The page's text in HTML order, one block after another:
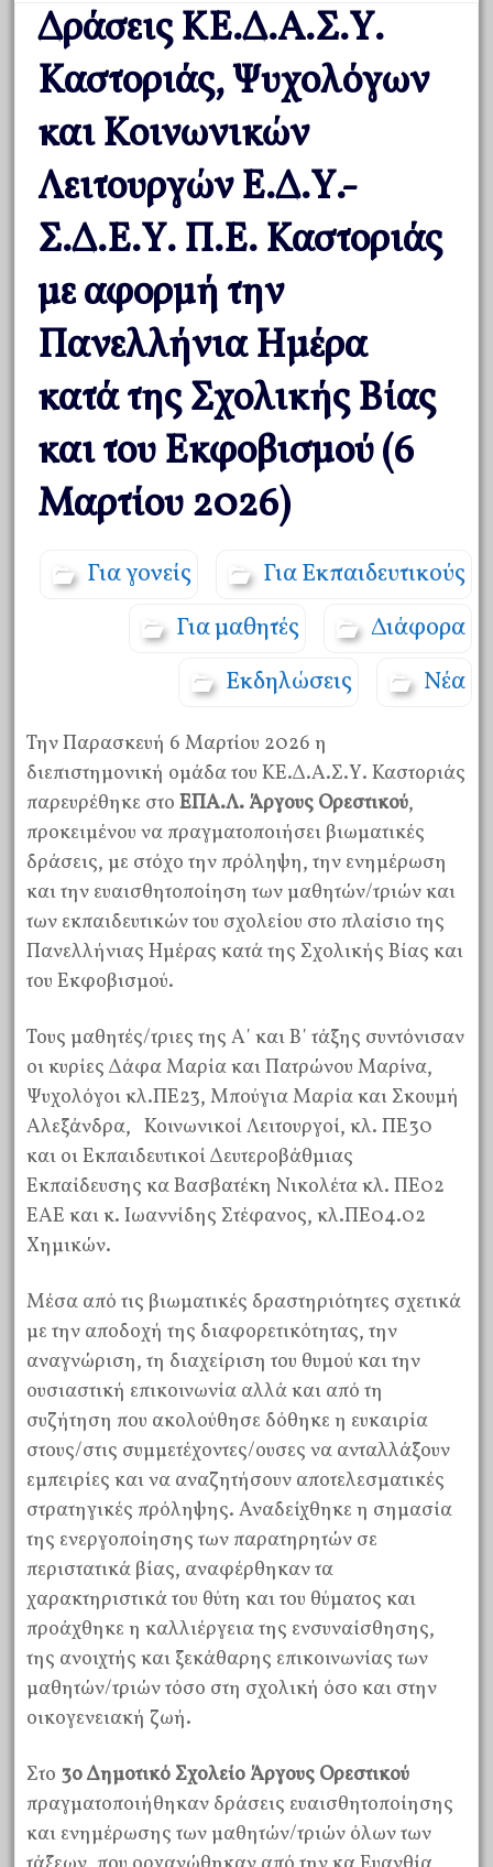
Δράσεις ΚΕ.Δ.Α.Σ.Υ.
Καστοριάς, Ψυχολόγων
και Κοινωνικών
Λειτουργών Ε.Δ.Υ.-
Σ.Δ.Ε.Υ. Π.Ε. Καστοριάς
με αφορμή την
Πανελλήνια Ημέρα
κατά της Σχολικής Βίας
και του Εκφοβισμού (6
Μαρτίου 2026)
Για γονείς
Για Εκπαιδευτικούς
Για μαθητές
Διάφορα
Εκδηλώσεις
Νέα
Την Παρασκευή 6 Μαρτίου 2026 η
διεπιστημονική ομάδα του ΚΕ.Δ.Α.Σ.Υ. Καστοριάς
παρευρέθηκε στοΕΠΑ.Λ. Άργους Ορεστικού,
προκειμένου να πραγματοποιήσει βιωματικές
δράσεις, με στόχο την πρόληψη, την ενημέρωση
και την ευαισθητοποίηση των μαθητών/τριών και
των εκπαιδευτικών του σχολείου στο πλαίσιο της
Πανελλήνιας Ημέρας κατά της Σχολικής Βίας και
του Εκφοβισμού.
Τους μαθητές/τριες της Α΄ και Β΄ τάξης συντόνισαν
οι κυρίες Δάφα Μαρία και Πατρώνου Μαρίνα,
Ψυχολόγοι κλ.ΠΕ23, Μπούγια Μαρία και Σκουμή
Αλεξάνδρα, Κοινωνικοί Λειτουργοί, κλ. ΠΕ30
και οι Εκπαιδευτικοί Δευτεροβάθμιας
Εκπαίδευσης κα Βασβατέκη Νικολέτα κλ. ΠΕ02
ΕΑΕ και κ. Ιωαννίδης Στέφανος, κλ.ΠΕ04.02
Χημικών.
Μέσα από τις βιωματικές δραστηριότητες σχετικά
με την αποδοχή της διαφορετικότητας, την
αναγνώριση, τη διαχείριση του θυμού και την
ουσιαστική επικοινωνία αλλά και από τη
συζήτηση που ακολούθησε δόθηκε η ευκαιρία
στους/στις συμμετέχοντες/ουσες να ανταλλάξουν
εμπειρίες και να αναζητήσουν αποτελεσματικές
στρατηγικές πρόληψης. Αναδείχθηκε η σημασία
της ενεργοποίησης των παρατηρητών σε
περιστατικά βίας, αναφέρθηκαν τα
χαρακτηριστικά του θύτη και του θύματος και
προάχθηκε η καλλιέργεια της ενσυναίσθησης,
της ανοιχτής και ξεκάθαρης επικοινωνίας των
μαθητών/τριών τόσο στη σχολική όσο και στην
οικογενειακή ζωή.
Στο 3ο Δημοτικό Σχολείο Άργους Ορεστικού
πραγματοποιήθηκαν δράσεις ευαισθητοποίησης
και ενημέρωσης των μαθητών/τριών όλων των